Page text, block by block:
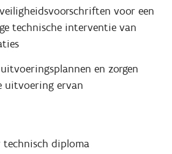
voor een
technische interventie van
en zorgen
uitvoering ervan
technisch diploma